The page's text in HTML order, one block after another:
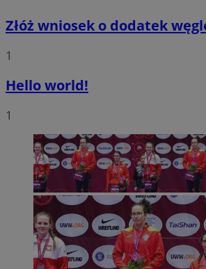
Złóż wniosek o dodatek
1
Hello world!
1